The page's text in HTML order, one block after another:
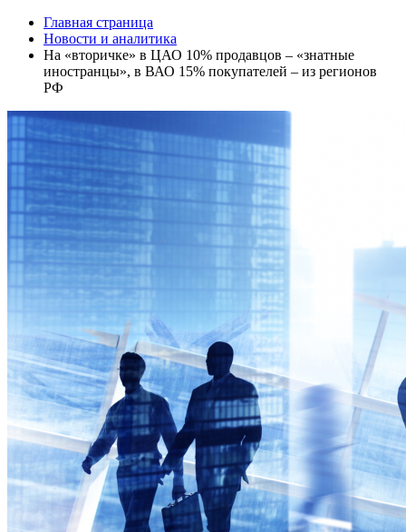
Главная страница
Новости и аналитика
На «вторичке» в ЦАО 10% продавцов – «знатные
иностранцы», в ВАО 15% покупателей – из регионов
РФ